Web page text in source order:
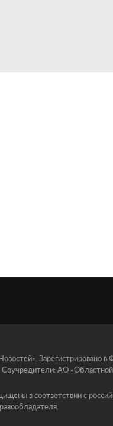
Зарегистрировано
АО
в соответствии с